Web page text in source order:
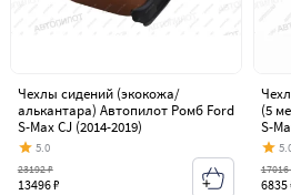
Чехлы сидений (экокожа/
алькантара) Автопилот Ромб Ford
S-Max CJ (2014-2019)
5.0
13496 ₽
23192 ₽
(5
S-
6835
17016